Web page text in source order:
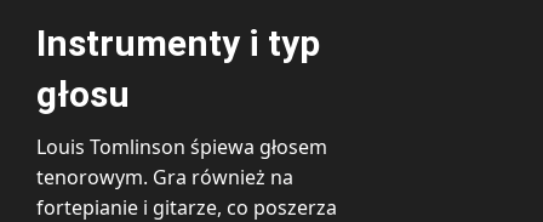
Instrumenty i typ
głosu
Louis Tomlinson śpiewa głosem
tenorowym. Gra również na
fortepianie i gitarze, co poszerza